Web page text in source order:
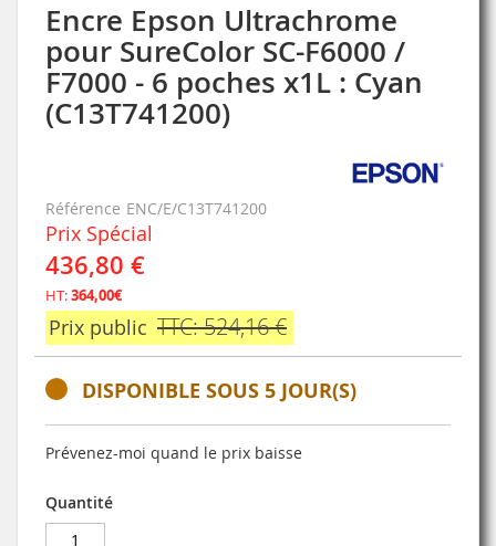
Encre Epson Ultrachrome
pour SureColor SC-F6000 /
F7000 - 6 poches x1L : Cyan
(C13T741200)
Référence ENC/E/C13T741200
Prix Spécial
436,80 €
HT:364,00€
Prix public TTC: 524,16 €
DISPONIBLE SOUS 5 JOUR(S)
Prévenez-moi quand le prix baisse
Quantité
Skip
to
the
beginning
of
the